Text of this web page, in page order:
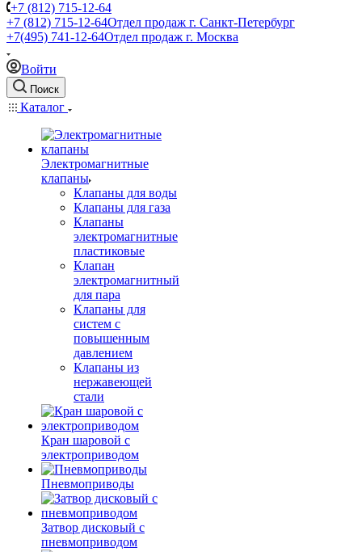
+7 (812) 715-12-64
+7 (812) 715-12-64Отдел продаж г. Санкт-Петербург
+7(495) 741-12-64Отдел продаж г. Москва
Войти
Поиск
Каталог
Электромагнитные
клапаны
Клапаны для воды
Клапаны для газа
Клапаны
электромагнитные
пластиковые
Клапан
электромагнитный
для пара
Клапаны для
систем с
повышенным
давлением
Клапаны из
нержавеющей
стали
Кран шаровой с
электроприводом
Пневмоприводы
Затвор дисковый с
пневмоприводом